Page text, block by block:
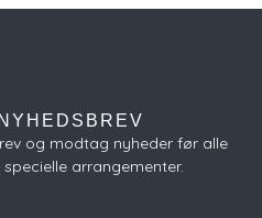
og modtag nyheder før alle
arrangementer.